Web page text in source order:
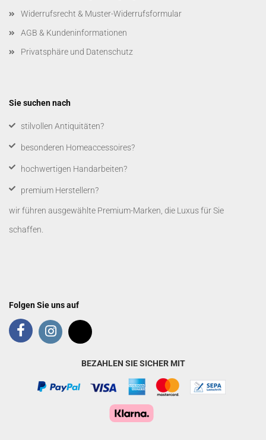
Widerrufsrecht & Muster-Widerrufsformular
AGB & Kundeninformationen
Privatsphäre und Datenschutz
Sie suchen nach
​stilvollen Antiquitäten?
besonderen Homeaccessoires?
hochwertigen Handarbeiten?
premium Herstellern?
wir führen ausgewählte Premium-Marken, die Luxus für Sie
schaffen.
Folgen Sie uns auf
BEZAHLEN SIE SICHER MIT